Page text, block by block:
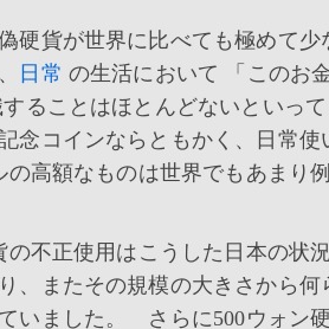
硬貨が世界に比べても極めて少
日常 の生活において 「このお
ることはほとんどないといっ
念コインならともかく、日常使
の高額なものは世界でもあまり
不正使用はこうした日本の状
、またその規模の大きさから何
いました。 さらに500ウォン